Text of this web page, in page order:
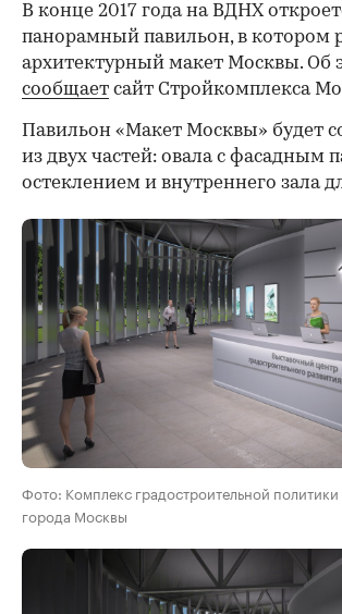
В конце 2017 года на ВДНХ
панорамный павильон, в котором
архитектурный макет Москвы. Об
сообщает сайт Стройкомплекса
Павильон «Макет Москвы» будет
из двух частей: овала с фасадным
остеклением и внутреннего зала
Фото: Комплекс градостроительной политики
города Москвы